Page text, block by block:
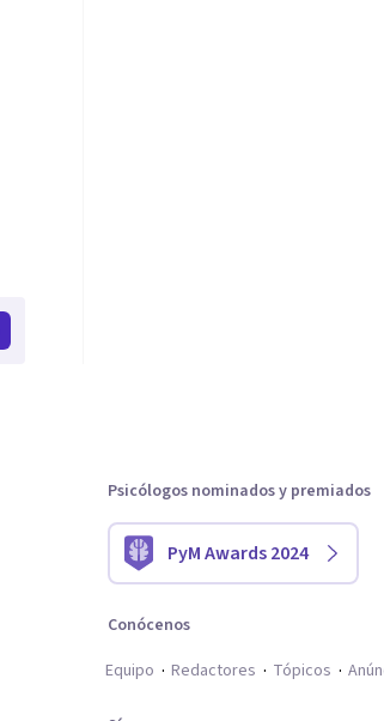
Psicólogos nominados y premiados
PyM Awards 2024
Conócenos
Equipo
Redactores Tópicos